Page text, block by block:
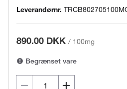
Leverandørnr.
890.00 DKK / 100mg
Begrænset vare